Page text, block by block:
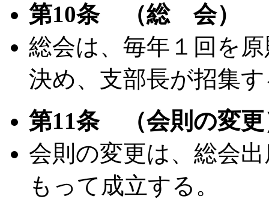
第10条 （総 会）
総会は、毎年１回を
決め、支部長が招集
第11条 （会則の変更
会則の変更は、総会
もって成立する。